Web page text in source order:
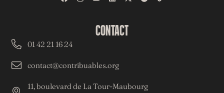
CONTACT
01 42 21 16 24
contact@contribuables.org
11, boulevard de La Tour-Maubourg